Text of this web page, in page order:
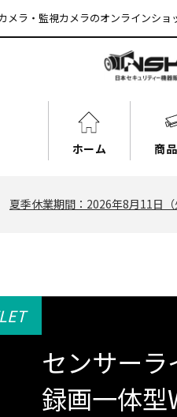
メラ・監視カメラのオンラインショ
ホーム 商
夏季休業期間：2026年8月11日
センサー
録画一体